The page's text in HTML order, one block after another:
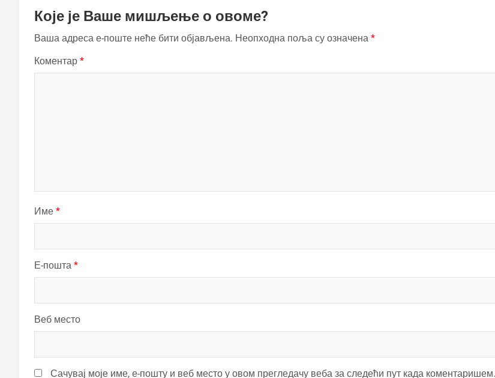
Које је Ваше мишљење о овоме?
Ваша адреса е-поште неће бити објављена. Неопходна поља су означена *
Коментар *
Име *
Е-пошта *
Веб место
Сачувај моје име, е-пошту и веб место у овом прегледачу веба за следећи пут када коментаришем.